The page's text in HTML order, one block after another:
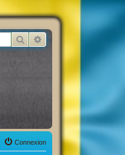
Rechercher
Connexion